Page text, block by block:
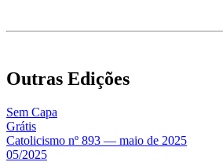
Outras Edições
Sem Capa
Grátis
Catolicismo nº 893 — maio de 2025
05/2025